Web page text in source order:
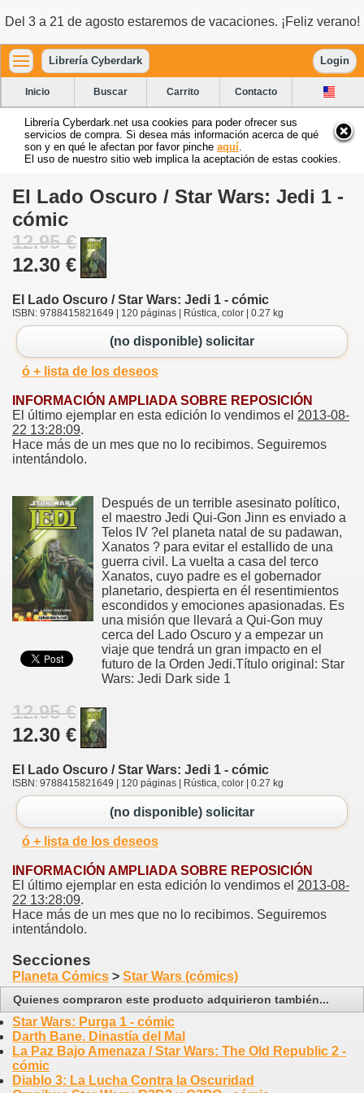
Del 3 a 21 de agosto estaremos de vacaciones. ¡Feliz verano!
Librería Cyberdark Login
Inicio Buscar Carrito Contacto
Librería Cyberdark.net usa cookies para poder ofrecer sus
servicios de compra. Si desea más información acerca de qué
son y en qué le afectan por favor pinche aquí
El uso de nuestro sitio web implica la aceptación de estas cookies.
El Lado Oscuro / Star Wars: Jedi 1 -
cómic
12.95 €
12.30 €
El Lado Oscuro / Star Wars: Jedi 1 - cómic
ISBN: 9788415821649 | 120 páginas | Rústica, color | 0.27 kg
(no disponible) solicitar
ó + lista de los deseos
INFORMACIÓN AMPLIADA SOBRE REPOSICIÓN
El último ejemplar en esta edición lo vendimos el 2013-08-
22 13:28:09.
Hace más de un mes que no lo recibimos. Seguiremos
intentándolo.
Después de un terrible asesinato político,
el maestro Jedi Qui-Gon Jinn es enviado a
Telos IV ?el planeta natal de su padawan,
Xanatos ? para evitar el estallido de una
guerra civil. La vuelta a casa del terco
Xanatos, cuyo padre es el gobernador
planetario, despierta en él resentimientos
escondidos y emociones apasionadas. Es
una misión que llevará a Qui-Gon muy
cerca del Lado Oscuro y a empezar un
viaje que tendrá un gran impacto en el
futuro de la Orden Jedi.Título original: Star
Wars: Jedi Dark side 1
12.95 €
12.30 €
El Lado Oscuro / Star Wars: Jedi 1 - cómic
ISBN: 9788415821649 | 120 páginas | Rústica, color | 0.27 kg
(no disponible) solicitar
ó + lista de los deseos
INFORMACIÓN AMPLIADA SOBRE REPOSICIÓN
El último ejemplar en esta edición lo vendimos el 2013-08-
22 13:28:09.
Hace más de un mes que no lo recibimos. Seguiremos
intentándolo.
Secciones
Planeta Cómics > Star Wars (cómics)
Quienes compraron este producto adquirieron también...
Star Wars: Purga 1 - cómic
Darth Bane. Dinastía del Mal
La Paz Bajo Amenaza / Star Wars: The Old Republic 2 -
cómic
Diablo 3: La Lucha Contra la Oscuridad